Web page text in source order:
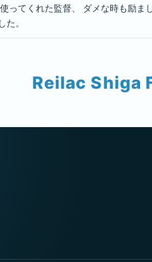
ってくれた監督、 ダメな時も励
。
Reilac Shiga